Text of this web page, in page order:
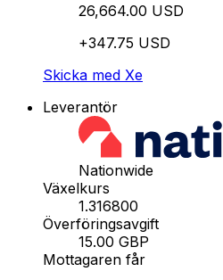
26,664.00 USD
+347.75 USD
Skicka med Xe
Leverantör
Nationwide
Växelkurs
1.316800
Överföringsavgift
15.00 GBP
Mottagaren får